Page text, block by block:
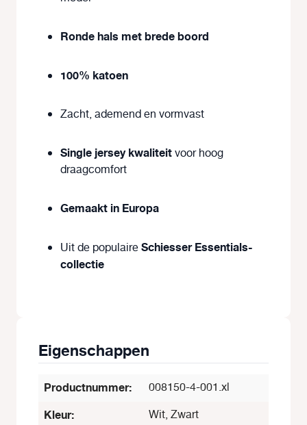
Ronde hals met brede boord
100% katoen
Zacht, ademend en vormvast
Single jersey kwaliteitvoor hoog
draagcomfort
Gemaakt in Europa
Uit de populaireSchiesser Essentials-
collectie
Eigenschappen
Productnummer: 008150-4-001.xl
Kleur: Wit, Zwart